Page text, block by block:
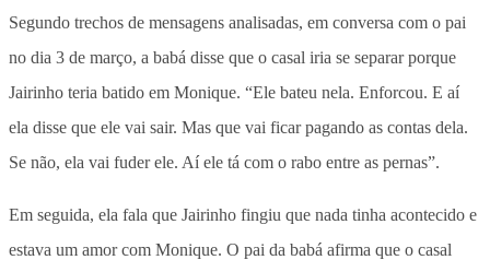
Segundo trechos de mensagens analisadas, em conversa com o pai
no dia 3 de março, a babá disse que o casal iria se separar porque
Jairinho teria batido em Monique. “Ele bateu nela. Enforcou. E aí
ela disse que ele vai sair. Mas que vai ficar pagando as contas dela.
Se não, ela vai fuder ele. Aí ele tá com o rabo entre as pernas”.
Em seguida, ela fala que Jairinho fingiu que nada tinha acontecido e
estava um amor com Monique. O pai da babá afirma que o casal